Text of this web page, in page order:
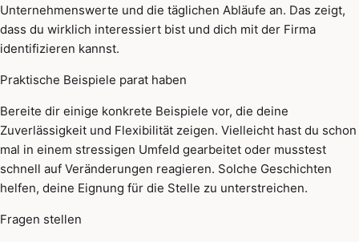
Unternehmenswerte und die täglichen Abläufe an. Das zeigt,
dass du wirklich interessiert bist und dich mit der Firma
identifizieren kannst.
Praktische Beispiele parat haben
Bereite dir einige konkrete Beispiele vor, die deine
Zuverlässigkeit und Flexibilität zeigen. Vielleicht hast du schon
mal in einem stressigen Umfeld gearbeitet oder musstest
schnell auf Veränderungen reagieren. Solche Geschichten
helfen, deine Eignung für die Stelle zu unterstreichen.
Fragen stellen